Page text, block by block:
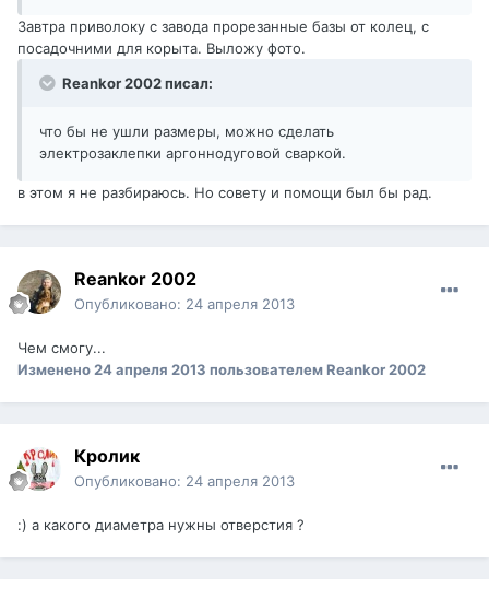
Завтра приволоку с завода прорезанные базы от колец, с
посадочними для корыта. Выложу фото.
Reankor 2002 писал:
что бы не ушли размеры, можно сделать
электрозаклепки аргоннодуговой сваркой.
в этом я не разбираюсь. Но совету и помощи был бы рад.
Reankor 2002
Опубликовано: 24 апреля 2013
Чем смогу...
Изменено24 апреля 2013 пользователем Reankor 2002
Кролик
Опубликовано: 24 апреля 2013
:) а какого диаметра нужны отверстия ?